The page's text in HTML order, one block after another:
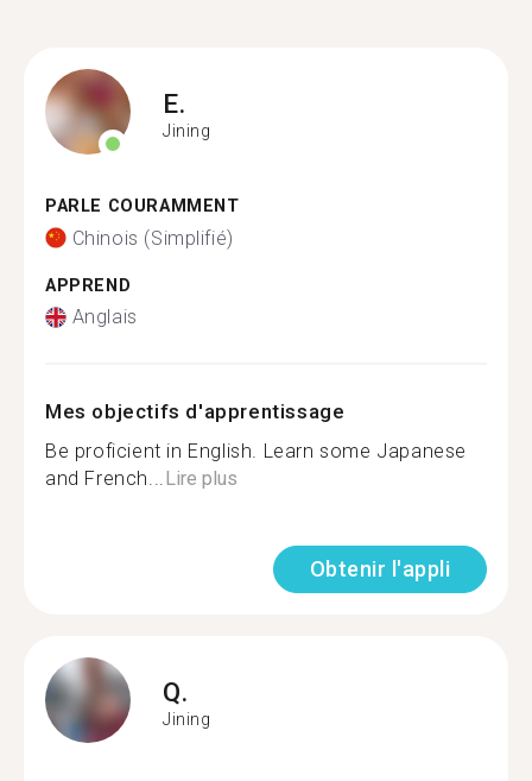
E.
Jining
PARLE COURAMMENT
Chinois (Simplifié)
APPREND
Anglais
Mes objectifs d'apprentissage
Be proficient in English. Learn some Japanese
and French...Lire plus
Obtenir l'appli
Q.
Jining